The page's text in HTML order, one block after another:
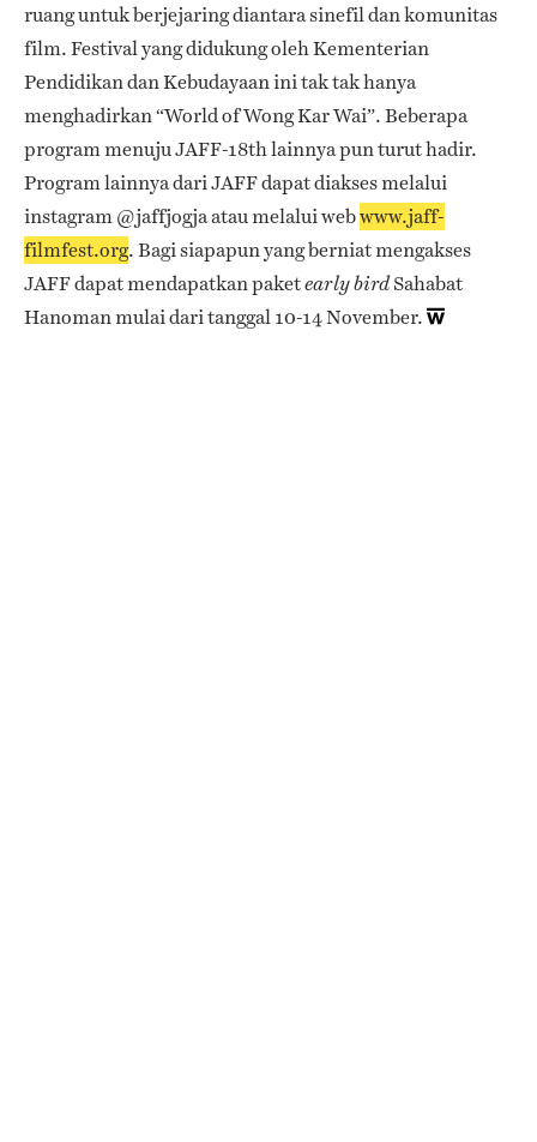
ruang untuk berjejaring diantara sinefil dan komunitas
film. Festival yang didukung oleh Kementerian
Pendidikan dan Kebudayaan ini tak tak hanya
menghadirkan “World of Wong Kar Wai”. Beberapa
program menuju JAFF-18th lainnya pun turut hadir.
Program lainnya dari JAFF dapat diakses melalui
instagram @jaffjogja atau melalui webwww.jaff-
filmfest.org. Bagi siapapun yang berniat mengakses
JAFF dapat mendapatkan paketearly birdSahabat
Hanoman mulai dari tanggal 10-14 November.